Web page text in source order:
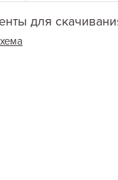
для